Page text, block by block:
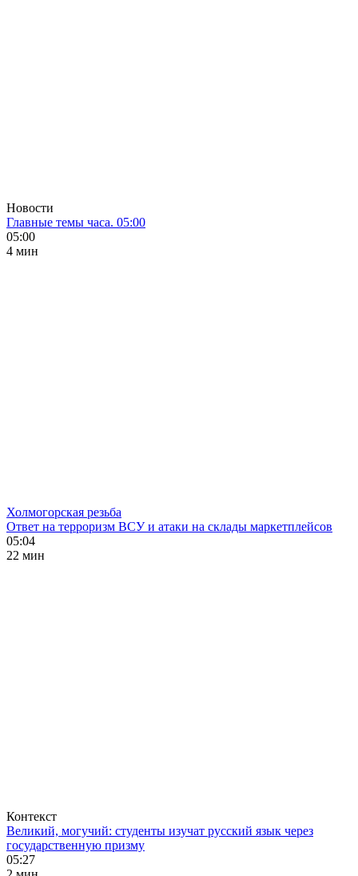
Новости
Главные темы часа. 05:00
05:00
4 мин
Холмогорская резьба
Ответ на терроризм ВСУ и атаки на склады маркетплейсов
05:04
22 мин
Контекст
Великий, могучий: студенты изучат русский язык через
государственную призму
05:27